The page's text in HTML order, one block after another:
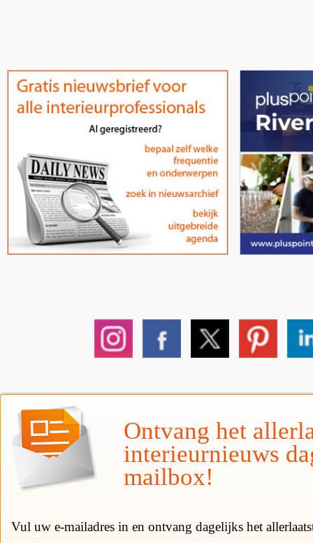
Ontvang het
interieurnieuws
mailbox!
Vul uw e-mailadres in en ontvang dagelijks het